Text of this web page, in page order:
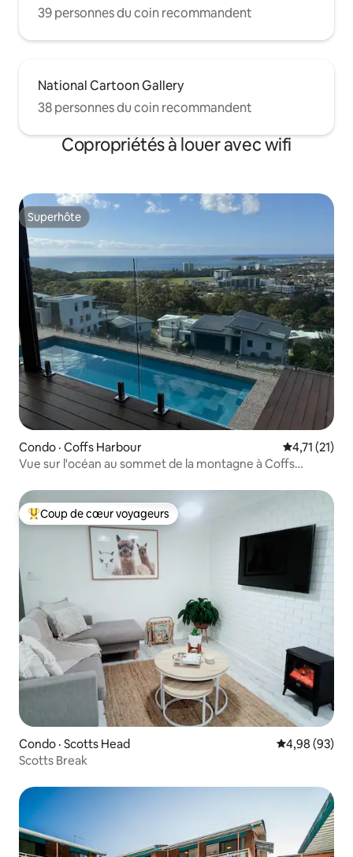
39 personnes du coin recommandent
National Cartoon Gallery
38 personnes du coin recommandent
Copropriétés à louer avec wifi
Superhôte
Superhôte
Condo · Coffs Harbour Note
4,71 (21)
Vue sur l'océan au sommet de la montagne à Coffs
Coup de cœur voyageurs parmi les plus aimés
Coup de cœur voyageurs
Condo · Scotts Head Note
4,98 (93)
Scotts Break